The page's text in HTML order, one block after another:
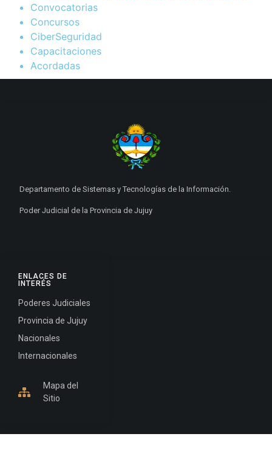
Convocatorias
Concursos
CiberSeguridad
Capacitaciones
Acordadas
ENLACES DE
INTERÉS
Poderes Judiciales
Provincia de Jujuy
Nacionales
Internacionales
Mapa del
Sitio
Departamento de Sistemas y Tecnologías de la Información.
Poder Judicial de la Provincia de Jujuy